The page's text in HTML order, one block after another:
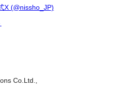
X (@nissho_JP)
Co.Ltd.,